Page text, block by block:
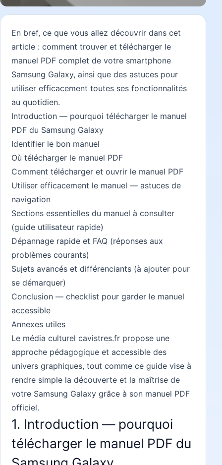
En bref, ce que vous allez découvrir dans cet
article : comment trouver et télécharger le
manuel PDF complet de votre smartphone
Samsung Galaxy, ainsi que des astuces pour
utiliser efficacement toutes ses fonctionnalités
au quotidien.
Introduction — pourquoi télécharger le manuel
PDF du Samsung Galaxy
Identifier le bon manuel
Où télécharger le manuel PDF
Comment télécharger et ouvrir le manuel PDF
Utiliser efficacement le manuel — astuces de
navigation
Sections essentielles du manuel à consulter
(guide utilisateur rapide)
Dépannage rapide et FAQ (réponses aux
problèmes courants)
Sujets avancés et différenciants (à ajouter pour
se démarquer)
Conclusion — checklist pour garder le manuel
accessible
Annexes utiles
Le média culturel cavistres.fr propose une
approche pédagogique et accessible des
univers graphiques, tout comme ce guide vise à
rendre simple la découverte et la maîtrise de
votre Samsung Galaxy grâce à son manuel PDF
officiel.
1. Introduction — pourquoi
télécharger le manuel PDF du